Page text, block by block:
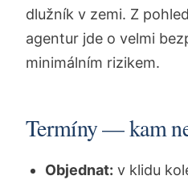
dlužník v zemi. Z
agentur jde o velmi
minimálním rizikem.
Termíny — kam
Objednat: v klidu